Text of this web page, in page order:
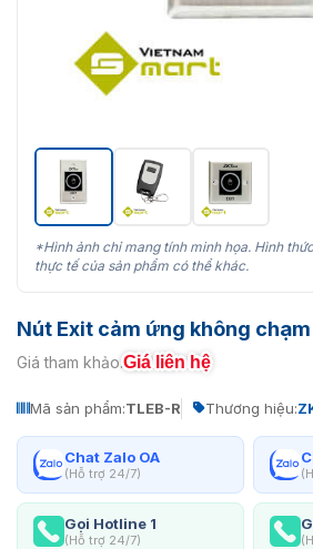
*Hình ảnh chỉ mang tính minh họa. Hình
thực tế của sản phẩm có thể khác.
Nút Exit cảm ứng không
Giá tham khảo:Giá liên hệ
Mã sản phẩm:TLEB-R Thương hiệu:
Chat Zalo OA
(Hỗ trợ 24/7)
Gọi Hotline 1
(Hỗ trợ 24/7)